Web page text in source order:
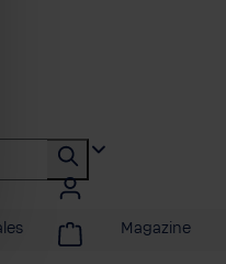
Magazine